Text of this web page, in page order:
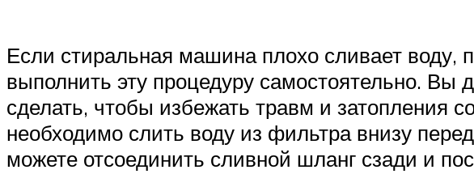
Если стиральная машина плохо сливает воду,
выполнить эту процедуру самостоятельно. Вы
сделать, чтобы избежать травм и затопления
необходимо слить воду из фильтра внизу
можете отсоединить сливной шланг сзади и